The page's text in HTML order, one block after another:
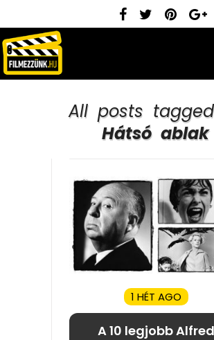
All posts
Hátsó ablak
1 HÉT AGO
A 10 legjobb Alfred